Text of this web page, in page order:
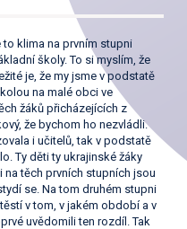
klima na prvním stupni
školy. To si myslím, že
je, že my jsme v podstatě
na malé obci ve
žáků přicházejících z
že bychom ho nezvládli.
i učitelů, tak v podstatě
Ty děti ty ukrajinské žáky
těch prvních stupních jsou
se. Na tom druhém stupni
v tom, v jakém období a v
uvědomili ten rozdíl. Tak